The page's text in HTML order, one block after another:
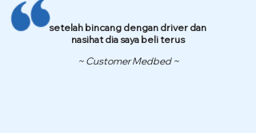
setelah bincang dengan driver dan
nasihat dia saya beli terus
~ Customer Medbed ~